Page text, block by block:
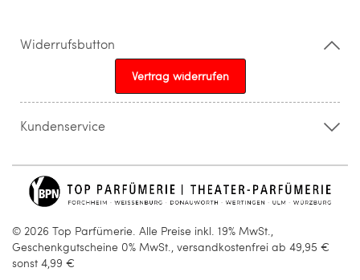
Widerrufsbutton
Vertrag widerrufen
Kundenservice
info@topparfuemerie.de
© 2026 Top Parfümerie. Alle Preise inkl. 19% MwSt.,
Geschenkgutscheine 0% MwSt., versandkostenfrei ab 49,95 €
sonst 4,99 €